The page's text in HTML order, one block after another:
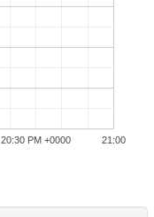
21:00
20:30 PM +0000